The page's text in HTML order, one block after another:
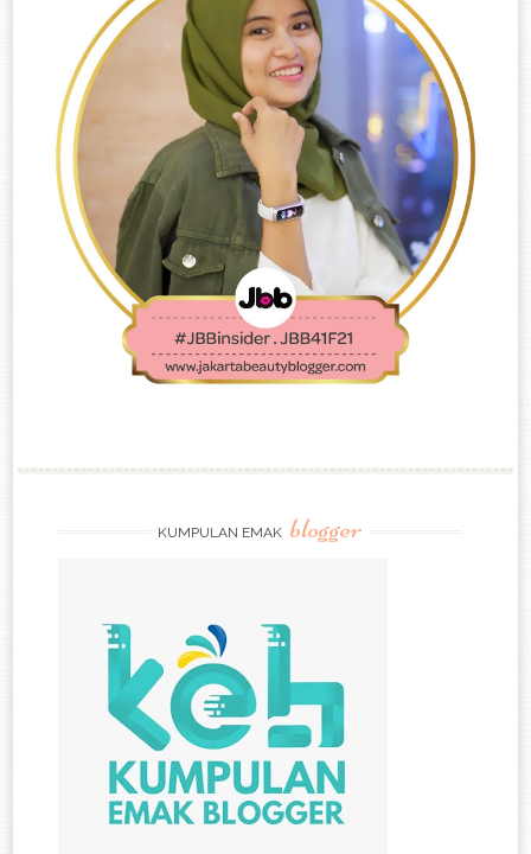
KUMPULAN EMAK blogger